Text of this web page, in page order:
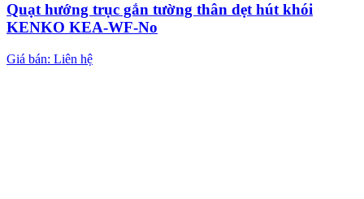
Quạt hướng trục gắn tường thân dẹt hút khói
KENKO KEA-WF-No
Giá bán: Liên hệ